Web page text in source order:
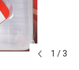
1 / 3